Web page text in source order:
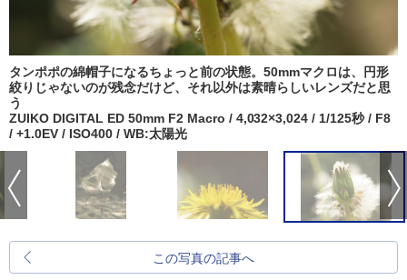
タンポポの綿帽子になるちょっと前の状態。50mmマクロは、円形
絞りじゃないのが残念だけど、それ以外は素晴らしいレンズだと思
う
ZUIKO DIGITAL ED 50mm F2 Macro / 4,032×3,024 / 1/125秒 / F8
/ +1.0EV / ISO400 / WB:太陽光
この写真の記事へ